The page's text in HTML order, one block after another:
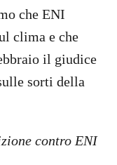
che ENI
clima e che
il giudice
sorti della
contro ENI